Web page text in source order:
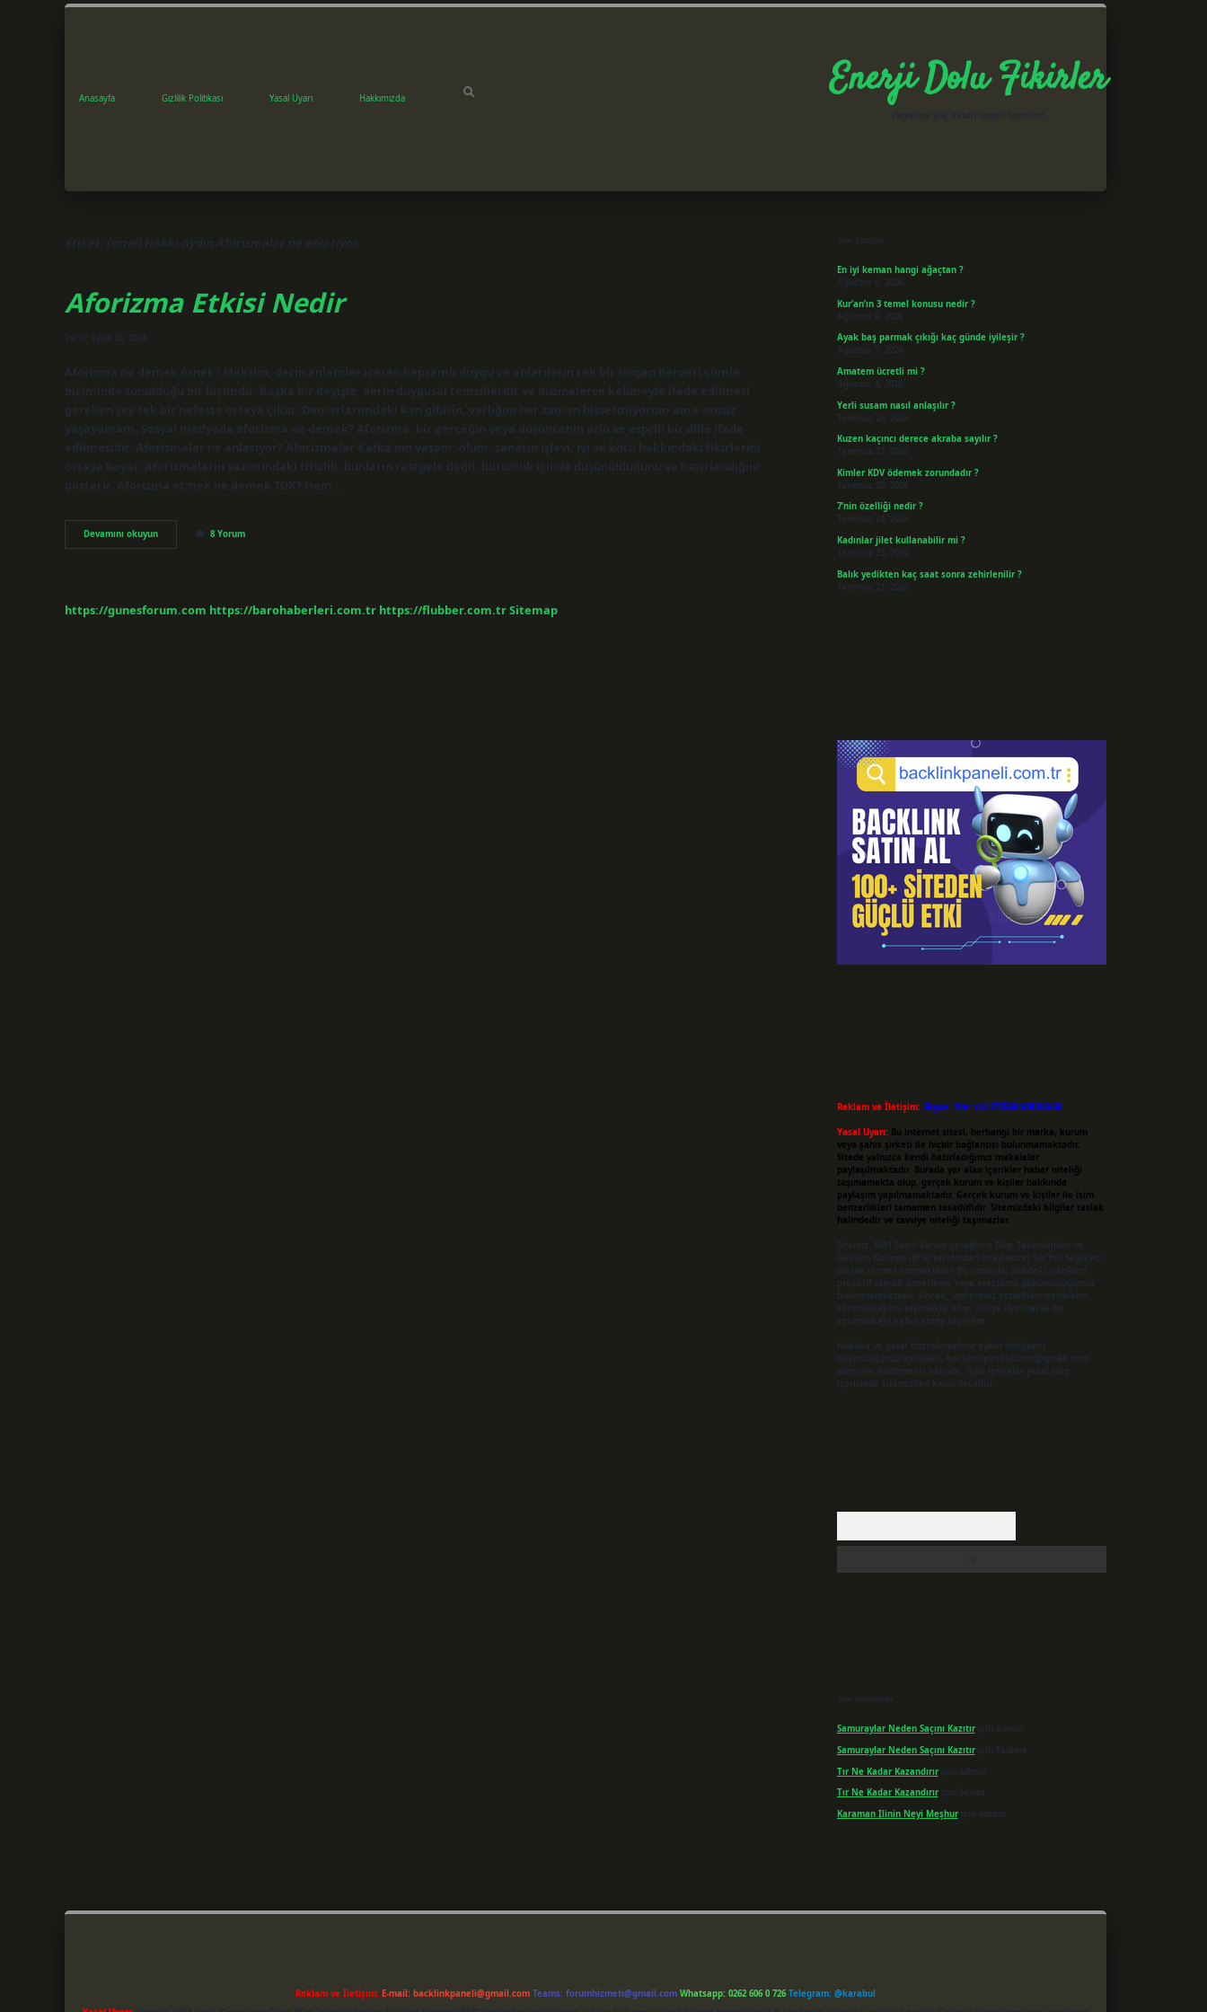
Anasayfa Gizlilik Politikası Yasal Uyarı Hakkımızda Enerji Dolu Fikirler
Etiket: İsmail Hakkı Aydın Aforizmalar ne anlatıyor
Aforizma Etkisi Nedir
Tarih: Eylül 30, 2024
Aforizma ne demek örnek? Maksim, derin anlamlar içeren kapsamlı duygu ve anlatıların tek bir slogan benzeri cümle
biçiminde sunulduğu bir biçimdir. Başka bir deyişle, derin duygusal temsillerdir ve düzinelerce kelimeyle ifade edilmesi
gereken şey tek bir nefeste ortaya çıkar. Damarlarımdaki kan gibisin, varlığını her zaman hissetmiyorum ama sensiz
yaşayamam. Sosyal medyada aforizma ne demek? Aforizma, bir gerçeğin veya düşüncenin özlü ve esprili bir dille ifade
edilmesidir. Aforizmalar ne anlatıyor? Aforizmalar Kafka’nın yaşam, ölüm, sanatın işlevi, iyi ve kötü hakkındaki fikirlerini
ortaya koyar. Aforizmaların yazımındaki titizlik, bunların rastgele değil, bütünlük içinde düşünüldüğünü ve hazırlandığını
gösterir. Aforizma etmek ne demek TDK? Hem…
Devamını okuyunAforizma
Etkisi
8 Yorum
https://gunesforum.com https://barohaberleri.com.tr https://flubber.com.trSitemap
Son Yazılar
En iyi keman hangi ağaçtan ?
Ağustos 6, 2026
Kur’an’ın 3 temel konusu nedir ?
Ağustos 6, 2026
Ayak baş parmak çıkığı kaç günde iyileşir ?
Ağustos 5, 2026
Amatem ücretli mi ?
Ağustos 4, 2026
Yerli susam nasıl anlaşılır ?
Temmuz 29, 2026
Kuzen kaçıncı derece akraba sayılır ?
Temmuz 27, 2026
Kimler KDV ödemek zorundadır ?
Temmuz 25, 2026
7’nin özelliği nedir ?
Temmuz 24, 2026
Kadınlar jilet kullanabilir mi ?
Temmuz 23, 2026
Balık yedikten kaç saat sonra zehirlenilir ?
Temmuz 21, 2026
Reklam ve İletişim: Skype: live:.cid.575569c608265c69
Yasal Uyarı: Bu internet sitesi, herhangi bir marka, kurum
veya şahıs şirketi ile hiçbir bağlantısı bulunmamaktadır.
Sitede yalnızca kendi hazırladığımız makaleler
paylaşılmaktadır. Burada yer alan içerikler haber niteliği
taşımamakta olup, gerçek kurum ve kişiler hakkında
paylaşım yapılmamaktadır. Gerçek kurum ve kişiler ile isim
benzerlikleri tamamen tesadüfidir. Sitemizdeki bilgiler taslak
halindedir ve tavsiye niteliği taşımazlar.
Sitemiz, 5651 Sayılı Kanun gereğince Bilgi Teknolojileri ve
İletişim Kurumu (BTK) tarafından onaylanmış bir Yer Sağlayıcı
olarak hizmet vermektedir. Bu nedenle, sitedeki içerikleri
proaktif olarak denetleme veya araştırma yükümlülüğümüz
bulunmamaktadır. Ancak, üyelerimiz yazdıkları içeriklerin
sorumluluğunu taşımakta olup, siteye üye olarak bu
sorumluluğu kabul etmiş sayılırlar.
Hukuka ve yasal düzenlemelere aykırı olduğunu
düşündüğünüz içerikleri,
backlinkpanelicomtr@gmail.com
adresine bildirmeniz halinde, ilgili içerikler yasal süre
içerisinde sitemizden kaldırılacaktır.
Son yorumlar
Samuraylar Neden Saçını Kazıtıriçin admin
Samuraylar Neden Saçını Kazıtıriçin Fadime
Tır Ne Kadar Kazandırıriçin admin
Tır Ne Kadar Kazandırıriçin Sevim
Karaman Ilinin Neyi Meşhuriçin admin
Reklam ve İletişim: E-mail: backlinkpaneli@gmail.com Teams: forumhizmeti@gmail.com Whatsapp: 0262 606 0 726 Telegram: @karabul